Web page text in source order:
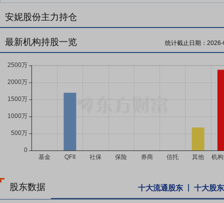
安妮股份主力持仓
最新机构持股一览 统计截止日期：
股东数据 十大流通股东 十大股东